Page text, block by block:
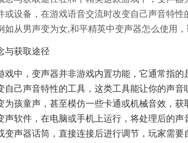
或设备，在游戏语音交流时改变自己声音特
如从男声变为女,和平精英中变声器怎么使用
与获取途径
戏中，变声器并非游戏内置功能，它通常指的
自己声音特性的工具，这类工具能让你的声
为孩童声，甚至模仿一些卡通或机械音效，获
声软件，在电脑或手机上运行，将处理后的
变声器话筒，直接连接后进行调节，玩家需要